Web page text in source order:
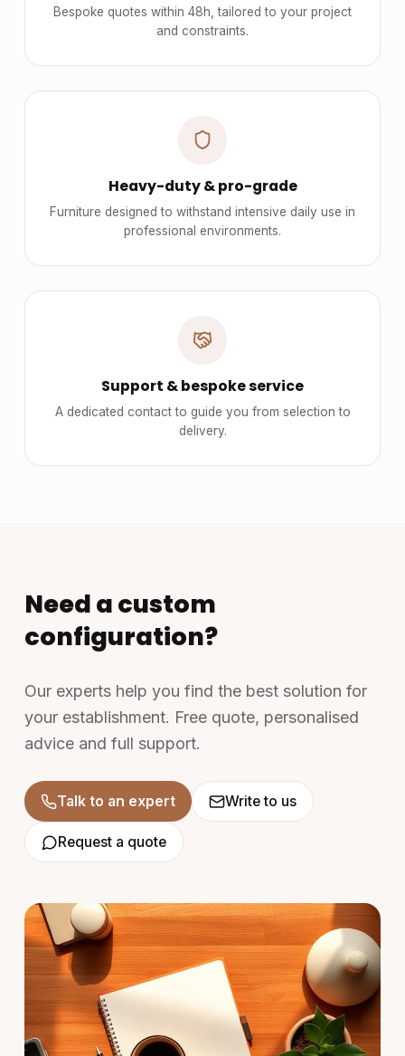
Bespoke quotes within 48h, tailored to your project
and constraints.
Heavy-duty & pro-grade
Furniture designed to withstand intensive daily use in
professional environments.
Support & bespoke service
A dedicated contact to guide you from selection to
delivery.
Need a custom
configuration?
Our experts help you find the best solution for
your establishment. Free quote, personalised
advice and full support.
Talk to an expert Write to us
Request a quote